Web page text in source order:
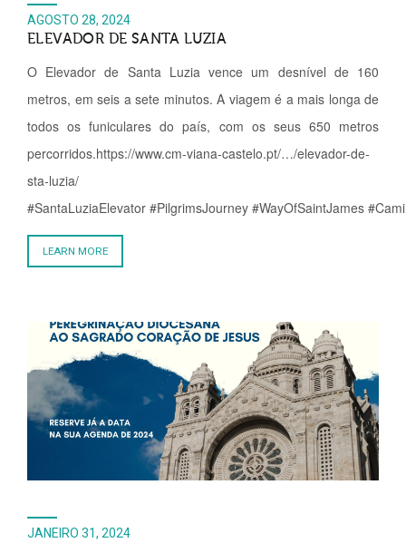
AGOSTO 28, 2024
ELEVADOR DE SANTA LUZIA
O Elevador de Santa Luzia vence um desnível de 160
metros, em seis a sete minutos. A viagem é a mais longa de
todos os funiculares do país, com os seus 650 metros
percorridos.https://www.cm-viana-castelo.pt/…/elevador-de-
sta-luzia/
#SantaLuziaElevator #PilgrimsJourney #WayOfSaintJames
LEARN MORE
JANEIRO 31, 2024